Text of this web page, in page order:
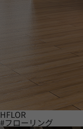
HFLOR
#フローリング